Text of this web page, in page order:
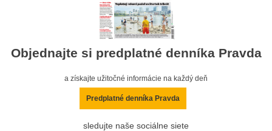
Objednajte si predplatné denníka Pravda
a získajte užitočné informácie na každý deň
Predplatné denníka Pravda
sledujte naše sociálne siete